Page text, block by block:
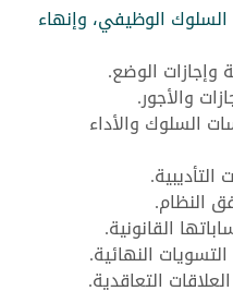
السلوك الوظيفي، وإنهاء
وإجازات الوضع.
والأجور.
السلوك والأداء
التأديبية.
النظام.
القانونية.
النهائية.
التعاقدية.